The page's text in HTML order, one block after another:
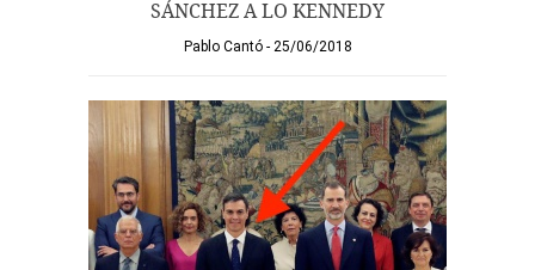
SÁNCHEZ A LO KENNEDY
Pablo Cantó 25/06/2018